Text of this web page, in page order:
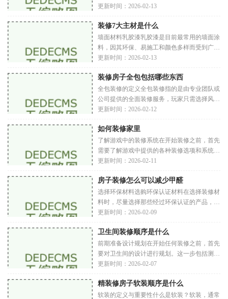
是一个现代简约的空间？或者你更倾向于复古
风
更新时间：2026-02-13
装修7大主材是什么
墙面材料乳胶漆乳胶漆是目前最常用的墙面涂
料，因其环保、易施工和颜色多样而受到广泛
青睐。相较于传统的油漆，乳胶漆具有更低的
室内空
更新时间：2026-02-13
装修房子全包包括哪些东西
全包装修的定义全包装修指的是由专业团队或
公司提供的全面装修服务，玩家只需选择风格
和材料，其他一切由团队负责。这种方式在游
式
更新时间：2026-02-12
如何装修家里
了解游戏中的装修系统在开始装修之前，首先
需要了解游戏中提供的各种装修选项和系统。
不同的游戏可能会有不同的家具、装饰和功能
发
更新时间：2026-02-11
房子装修怎么可以减少甲醛
选择环保材料选购环保认证材料在选择装修材
料时，尽量选择那些经过环保认证的产品，如
国家环保产品认证、低甲醛释放标准等。市场
品
更新时间：2026-02-09
卫生间装修顺序是什么
前期准备设计规划在开始任何装修之前，首先
要对卫生间的设计进行规划。这一步包括测量
尺寸：测量卫生间的实际面积，确保后续的设
庭
更新时间：2026-02-07
精装修房子软装顺序是什么
软装的定义与重要性什么是软装？软装，通常